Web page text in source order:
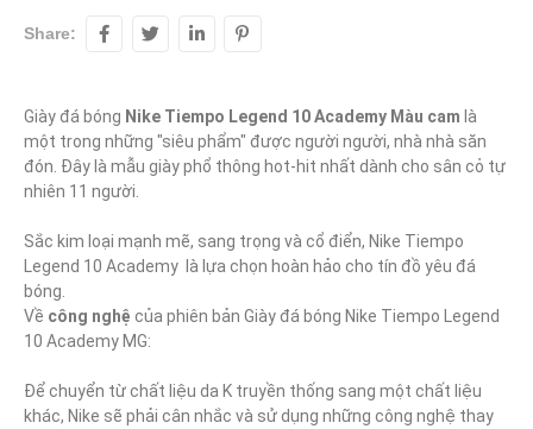
Share:
Giày đá bóng Nike Tiempo Legend 10 Academy Màu cam là
một trong những "siêu phẩm" được người người, nhà nhà săn
đón. Đây là mẫu giày phổ thông hot-hit nhất dành cho sân cỏ tự
nhiên 11 người.
Sắc kim loại mạnh mẽ, sang trọng và cổ điển, Nike Tiempo
Legend 10 Academy  là lựa chọn hoàn hảo cho tín đồ yêu đá
bóng.
Về công nghệ của phiên bản Giày đá bóng Nike Tiempo Legend
10 Academy MG:
Để chuyển từ chất liệu da K truyền thống sang một chất liệu
khác, Nike sẽ phải cân nhắc và sử dụng những công nghệ thay